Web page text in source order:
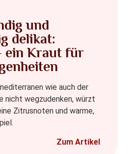
und
delikat:
ein Kraut für
wie auch der
nicht wegzudenken, würzt
Zitrusnoten und warme,
Zum Artikel